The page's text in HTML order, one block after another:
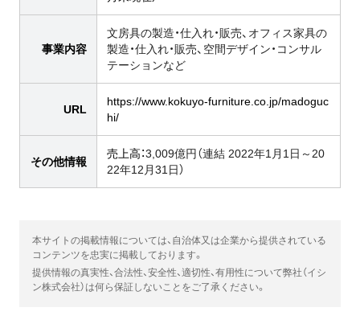
事業内容
文房具の製造・仕入れ・販売、オフィス家具の
製造・仕入れ・販売、空間デザイン・コンサル
テーションなど
URL
https://www.kokuyo-furniture.co.jp/madoguc
hi/
その他情報
売上高：3,009億円（連結 2022年1月1日～20
22年12月31日）
本サイトの掲載情報については、自治体又は企業から提供されている
コンテンツを忠実に掲載しております。
提供情報の真実性、合法性、安全性、適切性、有用性について弊社（イシ
ン株式会社）は何ら保証しないことをご了承ください。